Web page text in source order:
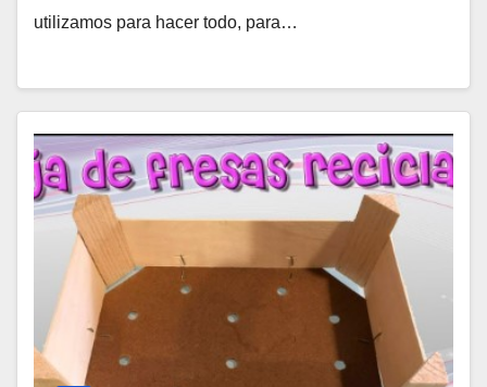
utilizamos para hacer todo, para…